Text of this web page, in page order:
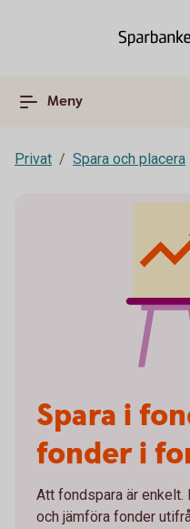
Meny
Privat Spara och placera
Spara i
fonder i
Att fondspara är
och jämföra fonder